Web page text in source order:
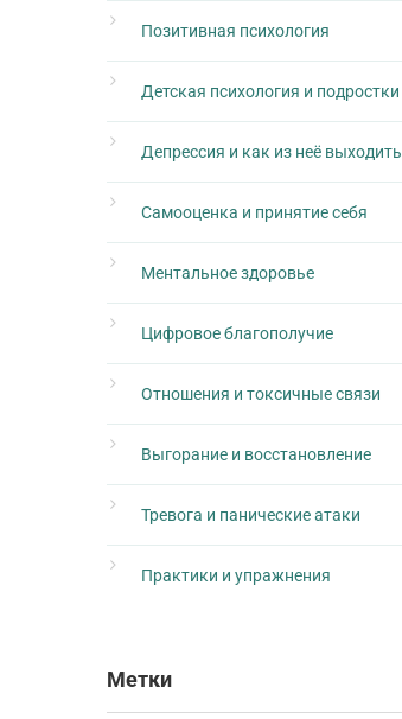
Позитивная психология
Детская психология и подростки
Депрессия и как из неё выходить
Самооценка и принятие себя
Ментальное здоровье
Цифровое благополучие
Отношения и токсичные связи
Выгорание и восстановление
Тревога и панические атаки
Практики и упражнения
Метки